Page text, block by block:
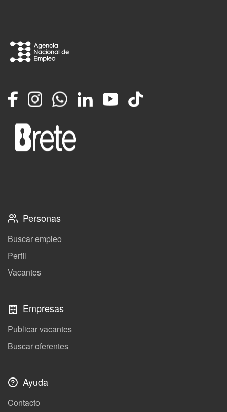
FacebookInstagramWhatsappLinkedInYouTube
TikTok
Personas
Buscar empleo
Perfil
Vacantes
Empresas
Publicar vacantes
Buscar oferentes
Ayuda
Contacto